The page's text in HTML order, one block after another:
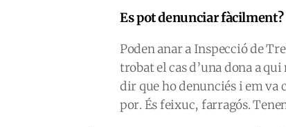
Es pot denunciar fàcilment?
Poden anar a Inspecció de
trobat el cas d’una dona a
dir que ho denunciés i em va
por. És feixuc, farragós.